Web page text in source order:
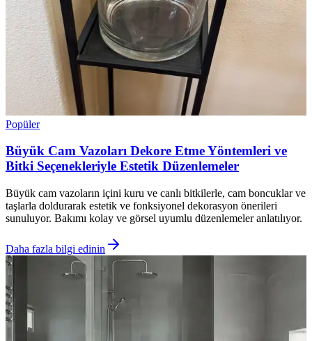
Popüler
Büyük Cam Vazoları Dekore Etme Yöntemleri ve
Bitki Seçenekleriyle Estetik Düzenlemeler
Büyük cam vazoların içini kuru ve canlı bitkilerle, cam boncuklar ve
taşlarla doldurarak estetik ve fonksiyonel dekorasyon önerileri
sunuluyor. Bakımı kolay ve görsel uyumlu düzenlemeler anlatılıyor.
Daha fazla bilgi edinin